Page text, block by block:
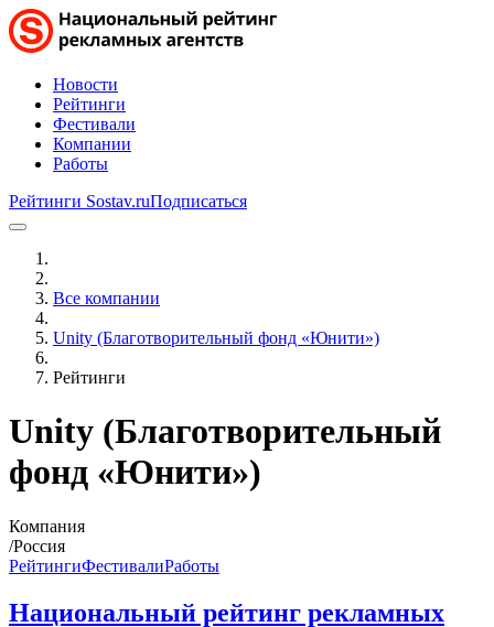
Новости
Рейтинги
Фестивали
Компании
Работы
Рейтинги Sostav.ruПодписаться
Все компании
Unity (Благотворительный фонд «Юнити»)
Рейтинги
Unity (Благотворительный
фонд «Юнити»)
Компания
/Россия
РейтингиФестивалиРаботы
Национальный рейтинг рекламных